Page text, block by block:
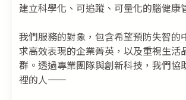
建立科學化、可追蹤、可量化的腦健康
我們服務的對象，包含希望預防失智的
求高效表現的企業菁英，以及重視生活
群。透過專業團隊與創新科技，我們協
裡的人——